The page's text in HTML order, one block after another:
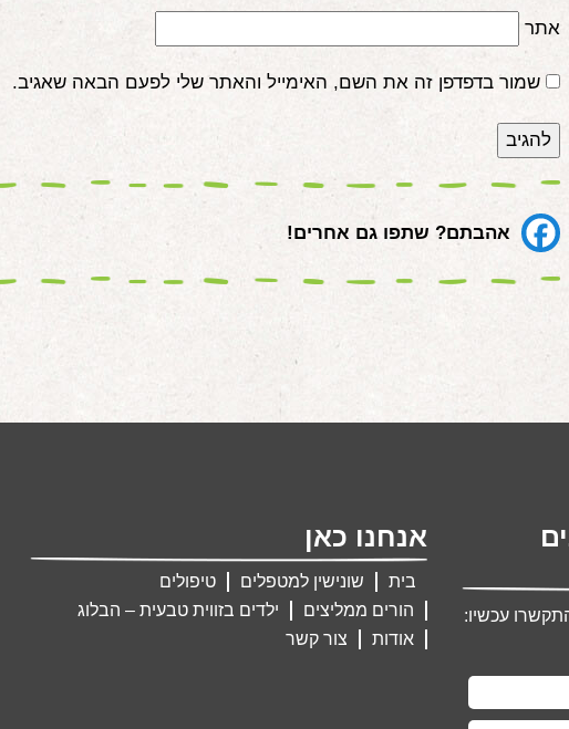
אתר
שמור בדפדפן זה את השם, האימייל והאתר שלי לפעם הבאה שאגיב.
אהבתם? שתפו גם אחרים!
עכשיו:
אנחנו כאן
בית שונישין למטפלים
טיפולים
הורים ממליצים
ילדים בזווית טבעית – הבלוג
אודות
צור קשר